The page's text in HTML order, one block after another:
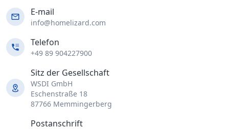
E-mail
info@homelizard.com
Telefon
+49 89 904227900
Sitz der Gesellschaft
WSDI GmbH
Eschenstraße 18
87766 Memmingerberg
Postanschrift